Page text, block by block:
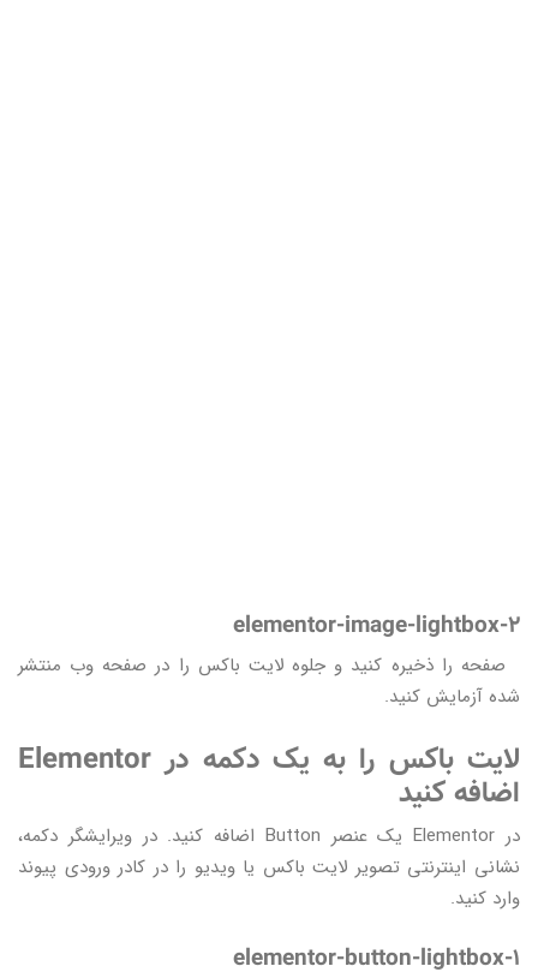
elementor-image-lightbox-2
صفحه را ذخیره کنید و جلوه لایت باکس را در صفحه وب منتشر
شده آزمایش کنید.
لایت باکس را به یک دکمه در Elementor
اضافه کنید
در Elementor یک عنصر Button اضافه کنید. در ویرایشگر دکمه،
نشانی اینترنتی تصویر لایت باکس یا ویدیو را در کادر ورودی پیوند
وارد کنید.
elementor-button-lightbox-1